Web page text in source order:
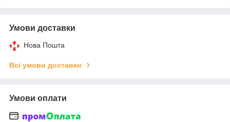
Умови доставки
Нова Пошта
Всі умови доставки
Умови оплати